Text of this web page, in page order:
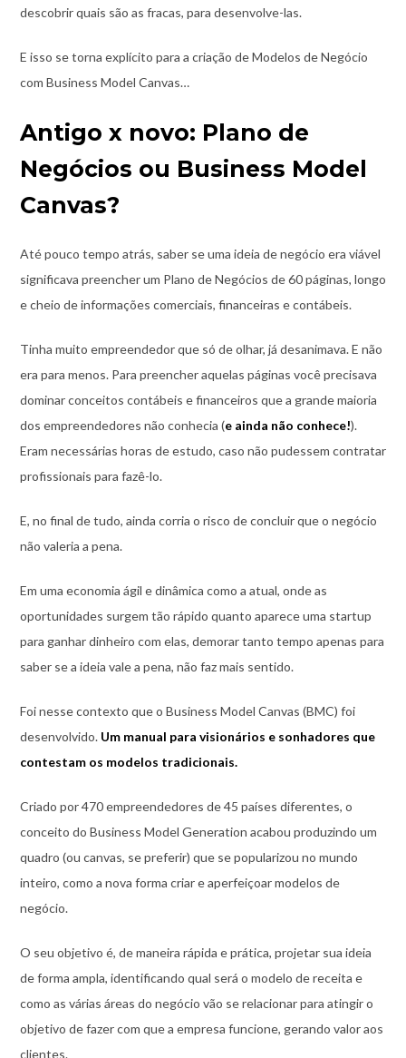
descobrir quais são as fracas, para desenvolve-las.
E isso se torna explícito para a criação de Modelos de Negócio
com Business Model Canvas…
Antigo x novo: Plano de
Negócios ou Business Model
Canvas?
Até pouco tempo atrás, saber se uma ideia de negócio era viável
significava preencher um Plano de Negócios de 60 páginas, longo
e cheio de informações comerciais, financeiras e contábeis.
Tinha muito empreendedor que só de olhar, já desanimava. E não
era para menos. Para preencher aquelas páginas você precisava
dominar conceitos contábeis e financeiros que a grande maioria
dos empreendedores não conhecia (e ainda não conhece!).
Eram necessárias horas de estudo, caso não pudessem contratar
profissionais para fazê-lo.
E, no final de tudo, ainda corria o risco de concluir que o negócio
não valeria a pena.
Em uma economia ágil e dinâmica como a atual, onde as
oportunidades surgem tão rápido quanto aparece uma startup
para ganhar dinheiro com elas, demorar tanto tempo apenas para
saber se a ideia vale a pena, não faz mais sentido.
Foi nesse contexto que o Business Model Canvas (BMC) foi
desenvolvido. Um manual para visionários e sonhadores que
contestam os modelos tradicionais.
Criado por 470 empreendedores de 45 países diferentes, o
conceito do Business Model Generation acabou produzindo um
quadro (ou canvas, se preferir) que se popularizou no mundo
inteiro, como a nova forma criar e aperfeiçoar modelos de
negócio.
O seu objetivo é, de maneira rápida e prática, projetar sua ideia
de forma ampla, identificando qual será o modelo de receita e
como as várias áreas do negócio vão se relacionar para atingir o
objetivo de fazer com que a empresa funcione, gerando valor aos
clientes.